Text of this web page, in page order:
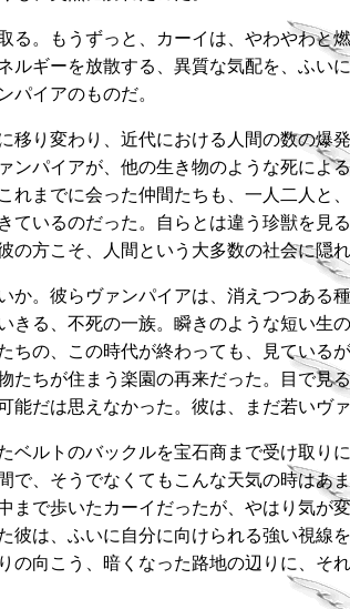
。もうずっと、カーイは、やわやわと
ギーを放散する、異質な気配を、ふい
パイアのものだ。
り変わり、近代における人間の数の爆
パイアが、他の生き物のような死によ
までに会った仲間たちも、一人二人と
いるのだった。自らとは違う珍獣を見
方こそ、人間という大多数の社会に隠れ
。彼らヴァンパイアは、消えつつある
る、不死の一族。瞬きのような短い生
の、この時代が終わっても、見ている
ちが住まう楽園の再来だった。目で見
だは思えなかった。彼は、まだ若いヴ
ルトのバックルを宝石商まで受け取り
、そうでなくてもこんな天気の時はあ
で歩いたカーイだったが、やはり気が
は、ふいに自分に向けられる強い視線
向こう、暗くなった路地の辺りに、そ